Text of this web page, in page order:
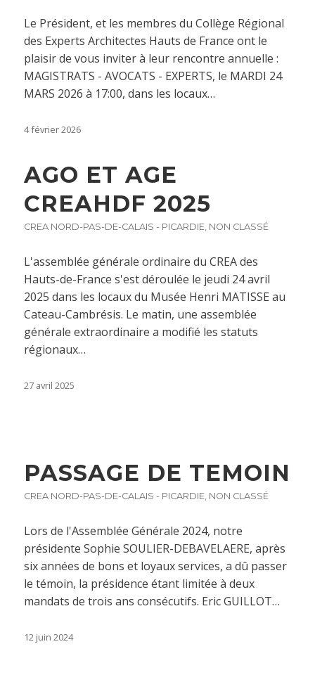
Le Président, et les membres du Collège Régional
des Experts Architectes Hauts de France ont le
plaisir de vous inviter à leur rencontre annuelle :
MAGISTRATS - AVOCATS - EXPERTS, le MARDI 24
MARS 2026 à 17:00, dans les locaux…
4 février 2026
AGO ET AGE
CREAHDF 2025
CREA NORD-PAS-DE-CALAIS - PICARDIE, NON CLASSÉ
L'assemblée générale ordinaire du CREA des
Hauts-de-France s'est déroulée le jeudi 24 avril
2025 dans les locaux du Musée Henri MATISSE au
Cateau-Cambrésis. Le matin, une assemblée
générale extraordinaire a modifié les statuts
régionaux…
27 avril 2025
PASSAGE DE TEMOIN
CREA NORD-PAS-DE-CALAIS - PICARDIE, NON CLASSÉ
Lors de l'Assemblée Générale 2024, notre
présidente Sophie SOULIER-DEBAVELAERE, après
six années de bons et loyaux services, a dû passer
le témoin, la présidence étant limitée à deux
mandats de trois ans consécutifs. Eric GUILLOT…
12 juin 2024